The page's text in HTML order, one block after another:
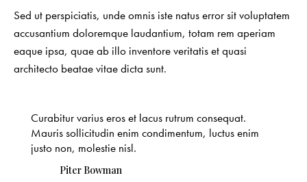
Sed ut perspiciatis, unde omnis iste natus error sit voluptatem
accusantium doloremque laudantium, totam rem aperiam
eaque ipsa, quae ab illo inventore veritatis et quasi
architecto beatae vitae dicta sunt.
Curabitur varius eros et lacus rutrum consequat.
Mauris sollicitudin enim condimentum, luctus enim
justo non, molestie nisl.
Piter Bowman